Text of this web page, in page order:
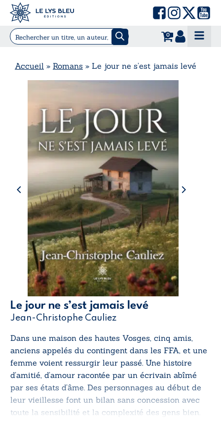
0
Accueil » Romans » Le jour ne s’est jamais levé
Le jour ne s’est jamais levé
Jean-Christophe Cauliez
Dans une maison des hautes Vosges, cinq amis,
anciens appelés du contingent dans les FFA, et une
femme voient ressurgir leur passé. Une histoire
d’amitié, d’amour racontée par un écrivain abîmé
par ses états d’âme. Des personnages au début de
leur vieillesse font un bilan sans concession avec
toute la sensibilité et la complexité des gens bien.